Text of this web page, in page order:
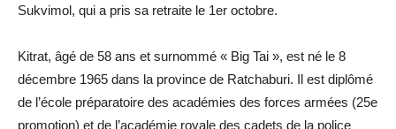
Sukvimol, qui a pris sa retraite le 1er octobre.
Kitrat, âgé de 58 ans et surnommé « Big Tai », est né le 8
décembre 1965 dans la province de Ratchaburi. Il est diplômé
de l’école préparatoire des académies des forces armées (25e
promotion) et de l’académie royale des cadets de la police